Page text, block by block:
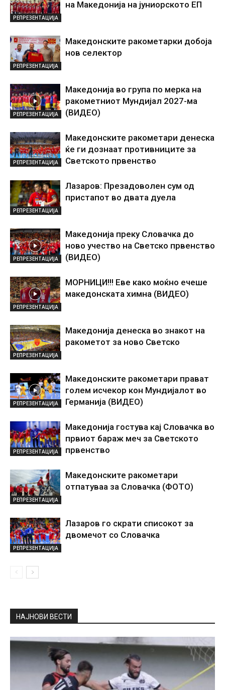
РЕПРЕЗЕНТАЦИЈА
на Македонија на јуниорското ЕП
РЕПРЕЗЕНТАЦИЈА
Македонските ракометарки добоја
нов селектор
РЕПРЕЗЕНТАЦИЈА
Македонија во група по мерка на
ракометниот Мундијал 2027-ма
(ВИДЕО)
РЕПРЕЗЕНТАЦИЈА
Македонските ракометари денеска
ќе ги дознаат противниците за
Светското првенство
РЕПРЕЗЕНТАЦИЈА
Лазаров: Презадоволен сум од
пристапот во двата дуела
РЕПРЕЗЕНТАЦИЈА
Македонија преку Словачка до
ново учество на Светско првенство
(ВИДЕО)
РЕПРЕЗЕНТАЦИЈА
МОРНИЦИ!!! Еве како моќно ечеше
македонската химна (ВИДЕО)
РЕПРЕЗЕНТАЦИЈА
Македонија денеска во знакот на
ракометот за ново Светско
РЕПРЕЗЕНТАЦИЈА
Македонските ракометари прават
голем исчекор кон Мундијалот во
Германија (ВИДЕО)
РЕПРЕЗЕНТАЦИЈА
Македонија гостува кај Словачка во
првиот бараж меч за Светското
првенство
РЕПРЕЗЕНТАЦИЈА
Македонските ракометари
отпатуваа за Словачка (ФОТО)
РЕПРЕЗЕНТАЦИЈА
Лазаров го скрати списокот за
двомечот со Словачка
НАЈНОВИ ВЕСТИ